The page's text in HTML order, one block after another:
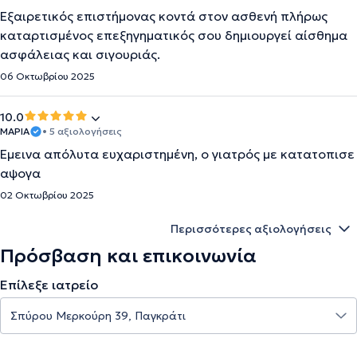
Εξαιρετικός επιστήμονας κοντά στον ασθενή πλήρως
καταρτισμένος επεξηγηματικός σου δημιουργεί αίσθημα
ασφάλειας και σιγουριάς.
06 Οκτωβρίου 2025
10.0
ΜΑΡΙΑ • 5 αξιολογήσεις
Έμεινα απόλυτα ευχαριστημένη, ο γιατρός με κατατοπισε
αψογα
02 Οκτωβρίου 2025
Περισσότερες αξιολογήσεις
Πρόσβαση και επικοινωνία
Επίλεξε ιατρείο